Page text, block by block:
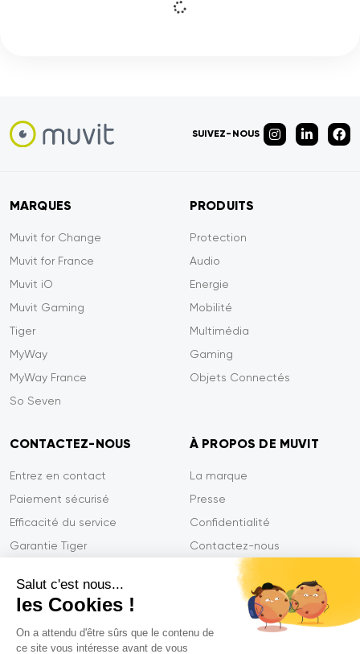
Salut c'est nous...
les Cookies !
On a attendu d'être sûrs que le contenu de
ce site vous intéresse avant de vous
SUIVEZ-NOUS
MARQUES
Muvit for Change
Muvit for France
Muvit iO
Muvit Gaming
Tiger
MyWay
MyWay France
So Seven
PRODUITS
Protection
Audio
Energie
Mobilité
Multimédia
Gaming
Objets Connectés
CONTACTEZ-NOUS
Entrez en contact
Paiement sécurisé
Efficacité du service
Garantie Tiger
À PROPOS DE MUVIT
La marque
Presse
Confidentialité
Contactez-nous
Mentions légales